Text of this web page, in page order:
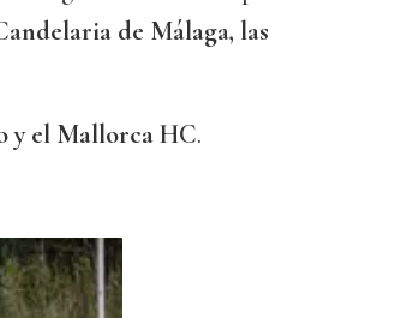
de Málaga, las
y el Mallorca HC.